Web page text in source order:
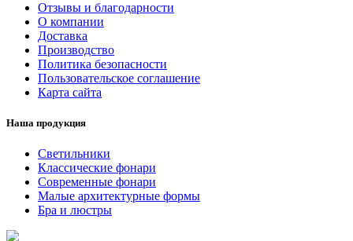
Отзывы и благодарности
О компании
Доставка
Производство
Политика безопасности
Пользовательское соглашение
Карта сайта
Наша продукция
Светильники
Классические фонари
Современные фонари
Малые архитектурные формы
Бра и люстры